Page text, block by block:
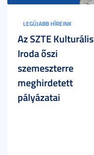
LEGÚJABB HÍREINK
Az SZTE Kulturális
Iroda őszi
szemeszterre
meghirdetett
pályázatai